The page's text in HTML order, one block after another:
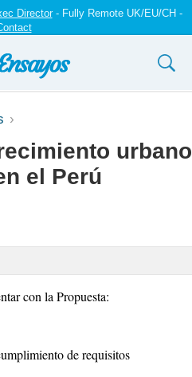
Director- Fully Remote UK/EU/CH -
el Perú
con la Propuesta:
de requisitos